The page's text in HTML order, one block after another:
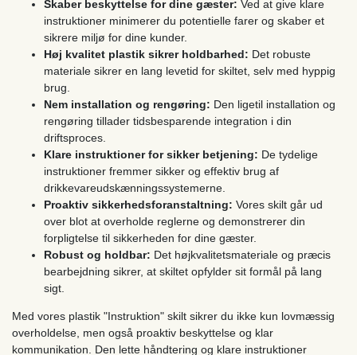
Skaber beskyttelse for dine gæster: Ved at give klare
instruktioner minimerer du potentielle farer og skaber et
sikrere miljø for dine kunder.
Høj kvalitet plastik sikrer holdbarhed: Det robuste
materiale sikrer en lang levetid for skiltet, selv med hyppig
brug.
Nem installation og rengøring: Den ligetil installation og
rengøring tillader tidsbesparende integration i din
driftsproces.
Klare instruktioner for sikker betjening: De tydelige
instruktioner fremmer sikker og effektiv brug af
drikkevareudskænningssystemerne.
Proaktiv sikkerhedsforanstaltning: Vores skilt går ud
over blot at overholde reglerne og demonstrerer din
forpligtelse til sikkerheden for dine gæster.
Robust og holdbar: Det højkvalitetsmateriale og præcis
bearbejdning sikrer, at skiltet opfylder sit formål på lang
sigt.
Med vores plastik "Instruktion" skilt sikrer du ikke kun lovmæssig
overholdelse, men også proaktiv beskyttelse og klar
kommunikation. Den lette håndtering og klare instruktioner